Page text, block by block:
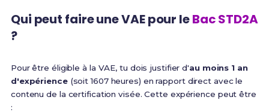
Qui peut faire une VAE pour leBac STD2A
?
Pour être éligible à la VAE, tu dois justifier d'au moins 1 an
d'expérience(soit 1607 heures) en rapport direct avec le
contenu de la certification visée. Cette expérience peut être
: